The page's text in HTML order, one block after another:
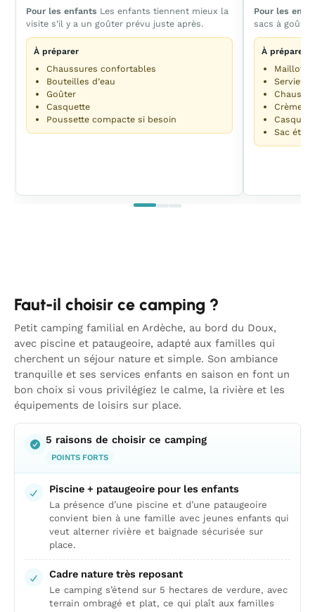
Pour les enfants Les enfants tiennent mieux la
visite s’il y a un goûter prévu juste après.
À préparer
Chaussures confortables
Bouteilles d’eau
Goûter
Casquette
Poussette compacte si besoin
Pour les
sacs à
À préparer
Maillots
Crème
Sac
Faut-il choisir ce camping ?
Petit camping familial en Ardèche, au bord du Doux,
avec piscine et pataugeoire, adapté aux familles qui
cherchent un séjour nature et simple. Son ambiance
tranquille et ses services enfants en saison en font un
bon choix si vous privilégiez le calme, la rivière et les
équipements de loisirs sur place.
5 raisons de choisir ce camping
POINTS FORTS
Piscine + pataugeoire pour les enfants
La présence d’une piscine et d’une pataugeoire
convient bien à une famille avec jeunes enfants qui
veut alterner rivière et baignade sécurisée sur
place.
Cadre nature très reposant
Le camping s’étend sur 5 hectares de verdure, avec
terrain ombragé et plat, ce qui plaît aux familles